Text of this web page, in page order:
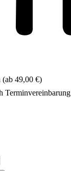
(ab 49,00 €)
Terminvereinbarung